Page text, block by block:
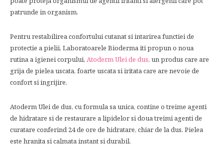
patrunde in organism.
Pentru restabilirea confortului cutanat si intarirea functiei de
protectie a pielii, Laboratoarele Bioderma iti propun o noua
rutina a igienei corpului, Atoderm Ulei de dus, un produs care are
grija de pielea uscata, foarte uscata si iritata care are nevoie de
confort si ingrijire.
Atoderm Ulei de dus, cu formula sa unica, contine o treime agenti
de hidratare si de restaurare a lipidelor si doua treimi agenti de
curatare conferind 24 de ore de hidratare, chiar de la dus. Pielea
este hranita si calmata instant si durabil.